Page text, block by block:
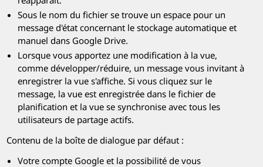
Sous le nom du fichier se trouve un espace pour un
message d'état concernant le stockage automatique et
manuel dans Google Drive.
Lorsque vous apportez une modification à la vue,
comme développer/réduire, un message vous invitant à
enregistrer la vue s'affiche. Si vous cliquez sur le
message, la vue est enregistrée dans le fichier de
planification et la vue se synchronise avec tous les
utilisateurs de partage actifs.
Contenu de la boîte de dialogue par défaut :
Votre compte Google et la possibilité de vous